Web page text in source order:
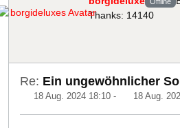
Thanks: 14140
Re: Ein ungewöhnlicher
18 Aug. 2024 18:10 - 18 Aug.